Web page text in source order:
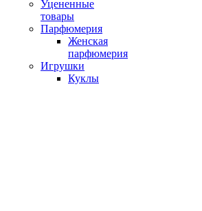
Уцененные
товары
Парфюмерия
Женская
парфюмерия
Игрушки
Куклы